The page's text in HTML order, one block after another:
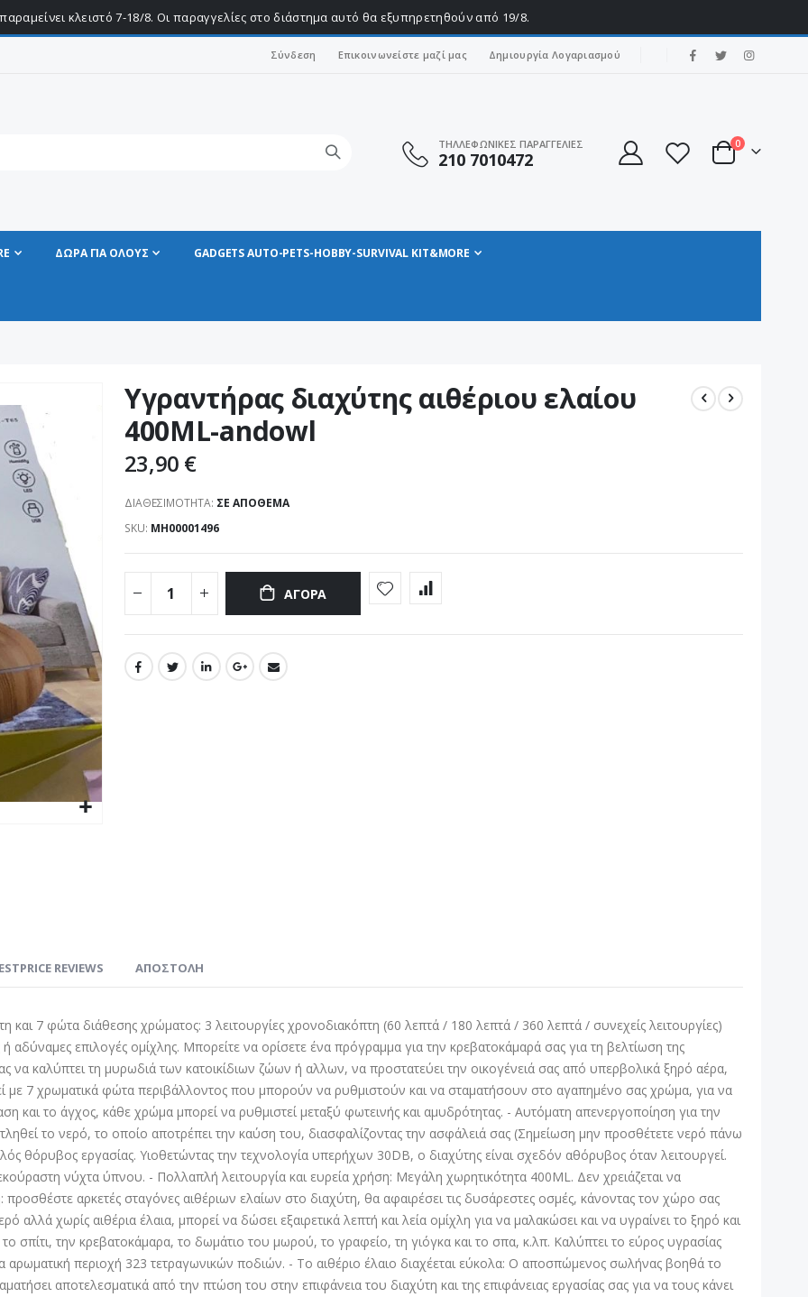
κλειστό 7-18/8. Οι παραγγελίες στο διάστημα αυτό θα εξυπηρετηθούν από 19/8.
Σύνδεση Επικοινωνείστε μαζί μας Δημιουργία Λογαριασμού
ΤΗΛΛΕΦΩΝΙΚΕΣ ΠΑΡΑΓΓΕΛΙΕΣ
210 7010472 Cart
0στοιχεία
ΔΩΡΑ ΓΙΑ ΟΛΟΥΣ GADGETS AUTO-PETS-HOBBY-SURVIVAL KIT&MORE
Υγραντήρας διαχύτης αιθέριου ελαίου
400ML-andowl
23,90 €
ΔΙΑΘΕΣΙΜΌΤΗΤΑ: ΣΕ ΑΠΌΘΕΜΑ
SKU ΜΗ00001496
ΑΓΟΡΆ
7 φώτα διάθεσης χρώματος: 3 λειτουργίες χρονοδιακόπτη (60 λεπτά / 180 λεπτά / 360 λεπτά / συνεχείς λειτουργίες)
επιλογές ομίχλης. Μπορείτε να ορίσετε ένα πρόγραμμα για την κρεβατοκάμαρά σας για τη βελτίωση της
να καλύπτει τη μυρωδιά των κατοικίδιων ζώων ή αλλων, να προστατεύει την οικογένειά σας από υπερβολικά ξηρό αέρα,
με 7 χρωματικά φώτα περιβάλλοντος που μπορούν να ρυθμιστούν και να σταματήσουν στο αγαπημένο σας χρώμα, για να
και το άγχος, κάθε χρώμα μπορεί να ρυθμιστεί μεταξύ φωτεινής και αμυδρότητας. - Αυτόματη απενεργοποίηση για την
το νερό, το οποίο αποτρέπει την καύση του, διασφαλίζοντας την ασφάλειά σας (Σημείωση μην προσθέτετε νερό πάνω
θόρυβος εργασίας. Υιοθετώντας την τεχνολογία υπερήχων 30DB, ο διαχύτης είναι σχεδόν αθόρυβος όταν λειτουργεί.
νύχτα ύπνου. - Πολλαπλή λειτουργία και ευρεία χρήση: Μεγάλη χωρητικότητα 400ML. Δεν χρειάζεται να
αρκετές σταγόνες αιθέριων ελαίων στο διαχύτη, θα αφαιρέσει τις δυσάρεστες οσμές, κάνοντας τον χώρο σας
χωρίς αιθέρια έλαια, μπορεί να δώσει εξαιρετικά λεπτή και λεία ομίχλη για να μαλακώσει και να υγραίνει το ξηρό και
σπίτι, την κρεβατοκάμαρα, το δωμάτιο του μωρού, το γραφείο, τη γιόγκα και το σπα, κ.λπ. Καλύπτει το εύρος υγρασίας
αρωματική περιοχή 323 τετραγωνικών ποδιών. - Το αιθέριο έλαιο διαχέεται εύκολα: Ο αποσπώμενος σωλήνας βοηθά το
αποτελεσματικά από την πτώση του στην επιφάνεια του διαχύτη και της επιφάνειας εργασίας σας για να τους κάνει
REVIEWS ΑΠΟΣΤΟΛΗ